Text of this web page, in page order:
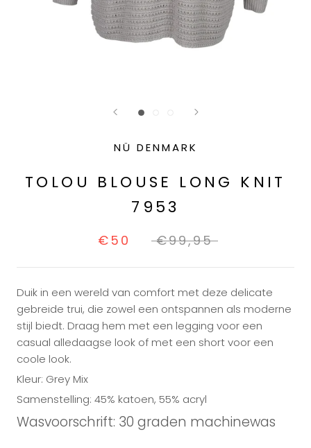
NÜ DENMARK
TOLOU BLOUSE LONG KNIT
7953
€50 €99,95
Duik in een wereld van comfort met deze delicate
gebreide trui, die zowel een ontspannen als moderne
stijl biedt. Draag hem met een legging voor een
casual alledaagse look of met een short voor een
coole look.
Kleur: Grey Mix
Samenstelling: 45% katoen, 55% acryl
Wasvoorschrift: 30 graden machinewas